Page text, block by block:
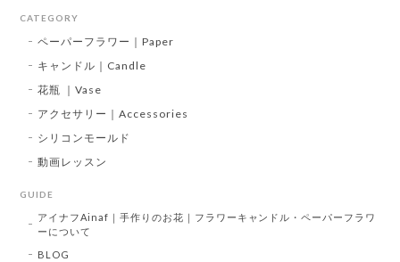
CATEGORY
ペーパーフラワー｜Paper
キャンドル｜Candle
花瓶 ｜Vase
アクセサリー｜Accessories
シリコンモールド
動画レッスン
GUIDE
アイナフAinaf｜手作りのお花｜フラワーキャンドル・ペーパーフラワ
ーについて
BLOG